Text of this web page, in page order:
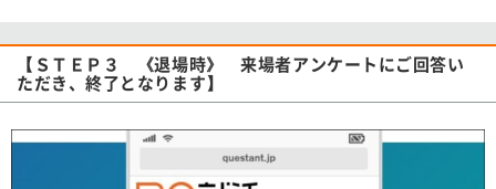
【ＳＴＥＰ３ 《退場時》 来場者アンケートにご回答い
ただき、終了となります】